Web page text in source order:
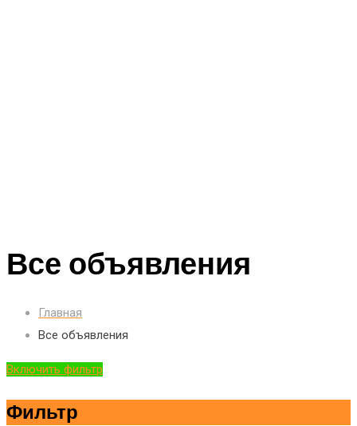
Все объявления
Главная
Все объявления
Включить фильтр
Фильтр